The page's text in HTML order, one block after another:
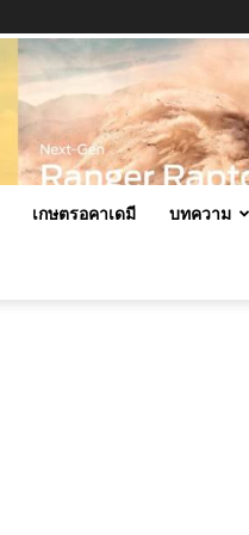
เกษตรอคาเดมี บทความ